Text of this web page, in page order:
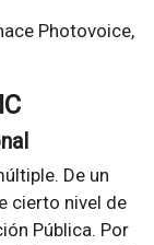
Photovoice,
De un
cierto nivel de
Pública. Por